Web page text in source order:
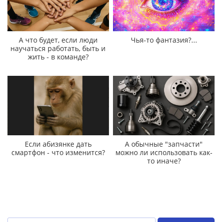
А что будет, если люди
научаться работать, быть и
жить - в команде?
Чья-то фантазия?...
Если абизянке дать
смартфон - что изменится?
А обычные "запчасти"
можно ли использовать как-
то иначе?